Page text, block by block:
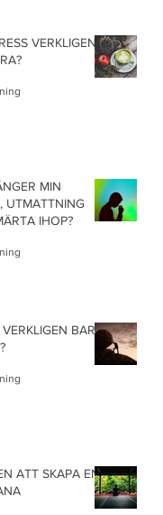
VERKLIGEN
MIN
UTMATTNING
IHOP?
BARA
ATT SKAPA EN